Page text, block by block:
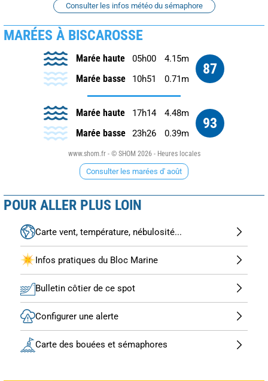
Consulter les infos météo du sémaphore
MARÉES À BISCAROSSE
87
Marée haute 05h00 4.15m
Marée basse 10h51 0.71m
93
Marée haute 17h14 4.48m
Marée basse 23h26 0.39m
www.shom.fr - © SHOM 2026 - Heures locales
Consulter les marées d' août
POUR ALLER PLUS LOIN
Carte vent, température, nébulosité...
Infos pratiques du Bloc Marine
Bulletin côtier de ce spot
Configurer une alerte
Carte des bouées et sémaphores